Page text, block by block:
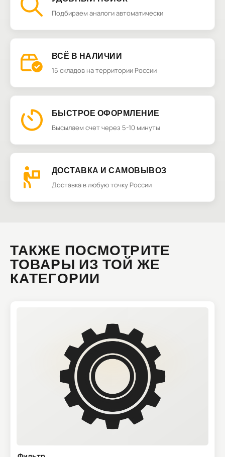
Подбираем аналоги автоматически
ВСЁ В НАЛИЧИИ
15 складов на территории России
БЫСТРОЕ ОФОРМЛЕНИЕ
Высылаем счет через 5-10 минуты
ДОСТАВКА И САМОВЫВОЗ
Доставка в любую точку России
ТАКЖЕ ПОСМОТРИТЕ
ТОВАРЫ ИЗ ТОЙ ЖЕ
КАТЕГОРИИ